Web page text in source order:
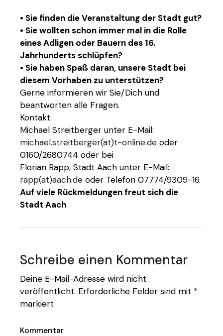
• Sie finden die Veranstaltung der Stadt gut?
• Sie wollten schon immer mal in die Rolle
eines Adligen oder Bauern des 16.
Jahrhunderts schlüpfen?
• Sie haben Spaß daran, unsere Stadt bei
diesem Vorhaben zu unterstützen?
Gerne informieren wir Sie/Dich und
beantworten alle Fragen.
Kontakt:
Michael Streitberger unter E-Mail:
michael.streitberger(at)t-online.de oder
0160/2680744 oder bei
Florian Rapp, Stadt Aach unter E-Mail:
rapp(at)aach.de oder Telefon 07774/9309-16.
Auf viele Rückmeldungen freut sich die
Stadt Aach
Schreibe einen Kommentar
Deine E-Mail-Adresse wird nicht
veröffentlicht. Erforderliche Felder sind mit *
markiert
Kommentar